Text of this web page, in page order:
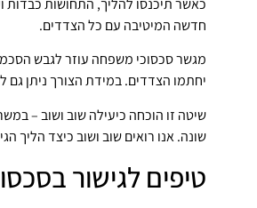
כאשר תיכנסו להליך, התחושות כבדות
חדשה המיטיבה עם כל הצדדים.
מגשר סכסוכי משפחה עוזר לגבש
יחתמו הצדדים. במידת הצורך ניתן
שיטה זו הוכחה כיעילה שוב ושוב –
שונה. אנו רואים שוב ושוב כיצד
טיפים לגישור